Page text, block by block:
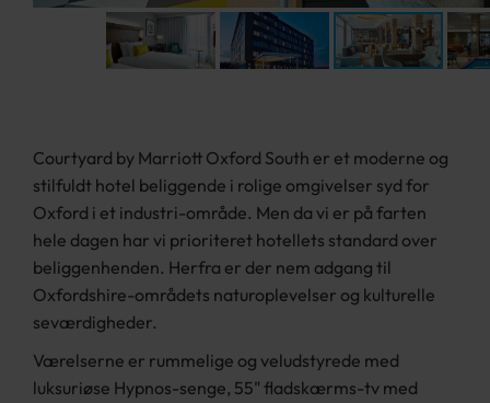
Courtyard by Marriott Oxford South er et moderne og
stilfuldt hotel beliggende i rolige omgivelser syd for
Oxford i et industri-område. Men da vi er på farten
hele dagen har vi prioriteret hotellets standard over
beliggenhenden. Herfra er der nem adgang til
Oxfordshire-områdets naturoplevelser og kulturelle
seværdigheder.
Værelserne er rummelige og veludstyrede med
luksuriøse Hypnos-senge, 55" fladskærms-tv med